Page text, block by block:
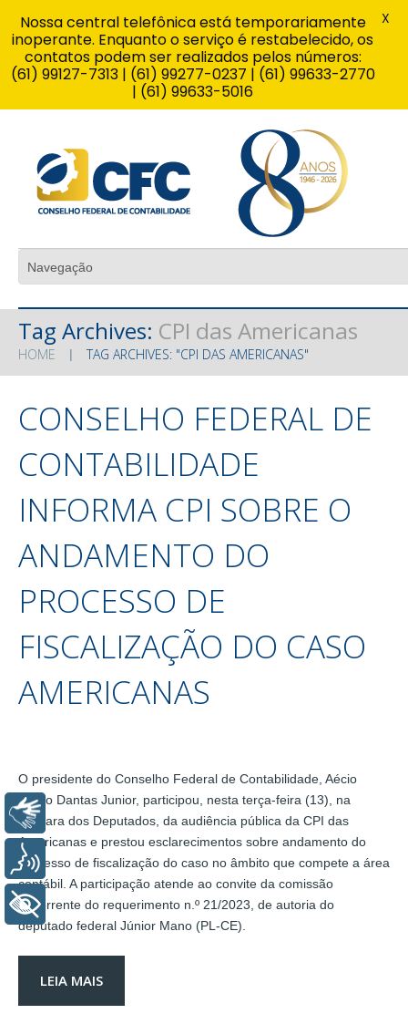
Tag Archives: CPI das Americanas
HOME TAG ARCHIVES: "CPI DAS AMERICANAS"
CONSELHO FEDERAL DE
CONTABILIDADE
INFORMA CPI SOBRE O
ANDAMENTO DO
PROCESSO DE
FISCALIZAÇÃO DO CASO
AMERICANAS
O presidente do Conselho Federal de Contabilidade, Aécio
Prado Dantas Junior, participou, nesta terça-feira (13), na
Câmara dos Deputados, da audiência pública da CPI das
Americanas e prestou esclarecimentos sobre andamento do
processo de fiscalização do caso no âmbito que compete a área
contábil. A participação atende ao convite da comissão
decorrente do requerimento n.º 21/2023, de autoria do
deputado federal Júnior Mano (PL-CE).
LEIA MAIS
Nossa central telefônica está temporariamente
inoperante. Enquanto o serviço é restabelecido, os
contatos podem ser realizados pelos números:
(61) 99127-7313 | (61) 99277-0237 | (61) 99633-2770
| (61) 99633-5016
X
Libras
Voz
+ Acessibilidade